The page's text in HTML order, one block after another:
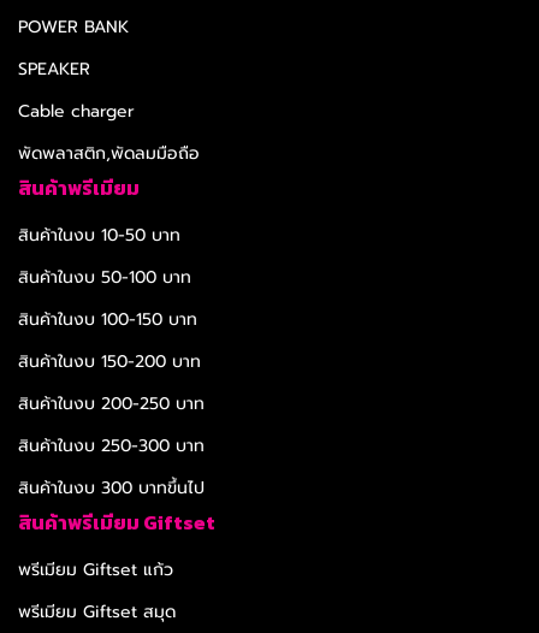
POWER BANK
SPEAKER
Cable charger
พัดพลาสติก,พัดลมมือถือ
สินค้าพรีเมียม
สินค้าในงบ 10-50 บาท
สินค้าในงบ 50-100 บาท
สินค้าในงบ 100-150 บาท
สินค้าในงบ 150-200 บาท
สินค้าในงบ 200-250 บาท
สินค้าในงบ 250-300 บาท
สินค้าในงบ 300 บาทขึ้นไป
สินค้าพรีเมียม Giftset
พรีเมียม Giftset แก้ว
พรีเมียม Giftset สมุด